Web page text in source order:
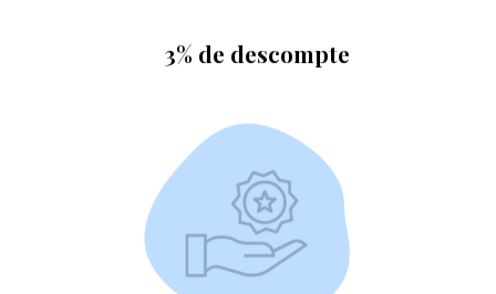
3% de descompte
MÉS INFORMACIÓ